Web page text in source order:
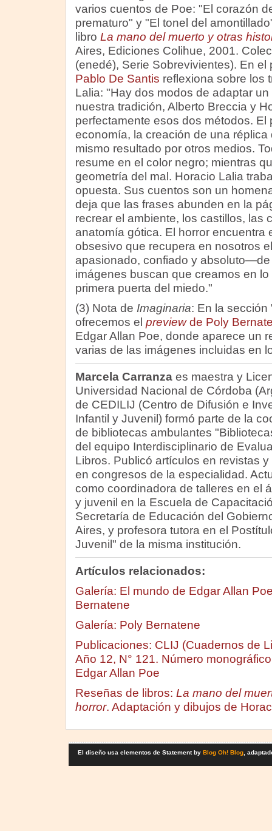
varios cuentos de Poe: "El corazón
prematuro" y "El tonel del
libro La mano del muerto y otras
Aires, Ediciones Colihue, 2001.
(enedé), Serie Sobrevivientes). En el
Pablo De Santis reflexiona sobre los
Lalia: "Hay dos modos de adaptar
nuestra tradición, Alberto Breccia y
perfectamente esos dos métodos. El
economía, la creación de una
mismo resultado por otros medios.
resume en el color negro; mientras
geometría del mal. Horacio Lalia
opuesta. Sus cuentos son un
deja que las frases abunden en la
recrear el ambiente, los castillos, las
anatomía gótica. El horror encuentra
obsesivo que recupera en nosotros
apasionado, confiado y absoluto—de
imágenes buscan que creamos en
primera puerta del miedo."
(3) Nota de Imaginaria: En la sección
ofrecemos el previewde Poly
Edgar Allan Poe, donde aparece un
varias de las imágenes incluidas en
Marcela Carranza es maestra y
Universidad Nacional de Córdoba
de CEDILIJ (Centro de Difusión e
Infantil y Juvenil) formó parte de la
de bibliotecas ambulantes
del equipo Interdisciplinario de
Libros. Publicó artículos en revistas
en congresos de la especialidad.
como coordinadora de talleres en el
y juvenil en la Escuela de
Secretaría de Educación del
Aires, y profesora tutora en el
Juvenil" de la misma institución.
Artículos relacionados:
Galería: El mundo de Edgar Allan
Bernatene
Galería: Poly Bernatene
Publicaciones: CLIJ (Cuadernos de
Año 12, N° 121. Número
Edgar Allan Poe
Reseñas de libros: La mano del
horror. Adaptación y dibujos de
El diseño usa elementos de Statement by Blog Oh! Blog,